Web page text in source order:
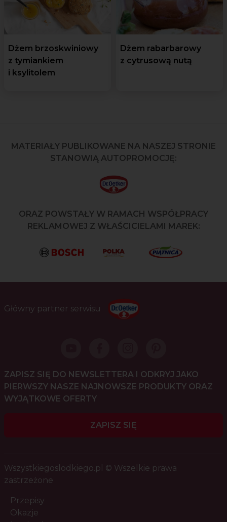
Dżem brzoskwiniowy
z tymiankiem
i ksylitolem
Dżem rabarbarowy
z cytrusową nutą
MATERIAŁY PUBLIKOWANE NA NASZEJ STRONIE
STANOWIĄ AUTOPROMOCJĘ:
ORAZ POWSTAŁY W RAMACH WSPÓŁPRACY
REKLAMOWEJ Z WŁAŚCICIELAMI MAREK:
Główny partner serwisu
ZAPISZ SIĘ DO NEWSLETTERA I ODKRYJ JAKO
PIERWSZY NASZE NAJNOWSZE PRODUKTY ORAZ
WYJĄTKOWE OFERTY
ZAPISZ SIĘ
Wszystkiegoslodkiego.pl © Wszelkie prawa
zastrzeżone
Przepisy
Okazje